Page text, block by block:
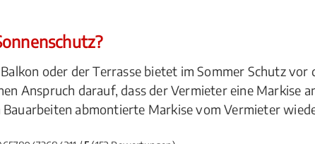
oder der Terrasse bietet im Sommer Schutz vor
Anspruch darauf, dass der Vermieter eine Markise
Bauarbeiten abmontierte Markise vom Vermieter